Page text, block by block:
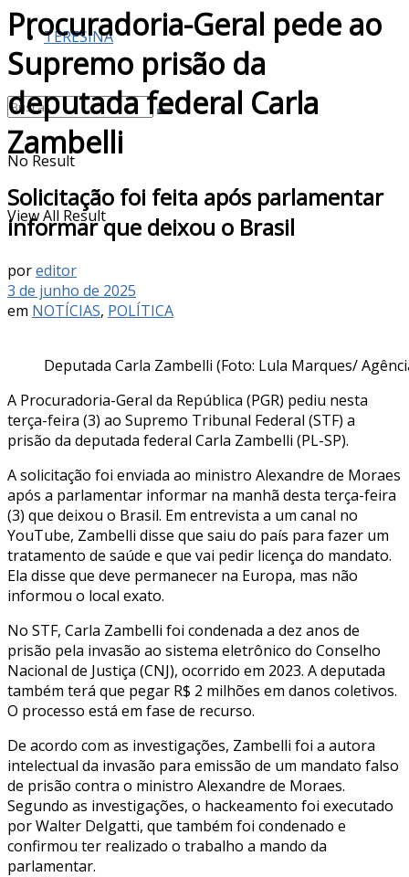
TERESINA
No Result
View All Result
Procuradoria-Geral pede ao
Supremo prisão da
deputada federal Carla
Zambelli
Solicitação foi feita após parlamentar
informar que deixou o Brasil
poreditor
3 de junho de 2025
em NOTÍCIAS, POLÍTICA
Deputada Carla Zambelli (Foto: Lula Marques/
A Procuradoria-Geral da República (PGR) pediu nesta
terça-feira (3) ao Supremo Tribunal Federal (STF) a
prisão da deputada federal Carla Zambelli (PL-SP).
A solicitação foi enviada ao ministro Alexandre de Moraes
após a parlamentar informar na manhã desta terça-feira
(3) que deixou o Brasil. Em entrevista a um canal no
YouTube, Zambelli disse que saiu do país para fazer um
tratamento de saúde e que vai pedir licença do mandato.
Ela disse que deve permanecer na Europa, mas não
informou o local exato.
No STF, Carla Zambelli foi condenada a dez anos de
prisão pela invasão ao sistema eletrônico do Conselho
Nacional de Justiça (CNJ), ocorrido em 2023. A deputada
também terá que pegar R$ 2 milhões em danos coletivos.
O processo está em fase de recurso.
De acordo com as investigações, Zambelli foi a autora
intelectual da invasão para emissão de um mandato falso
de prisão contra o ministro Alexandre de Moraes.
Segundo as investigações, o hackeamento foi executado
por Walter Delgatti, que também foi condenado e
confirmou ter realizado o trabalho a mando da
parlamentar.